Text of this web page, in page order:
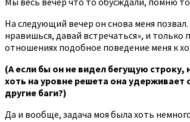
На следующий вечер он снова меня
нравишься, давай встречаться», и
отношениях подобное поведение меня к
(А если бы он не видел бегущую
хоть на уровне решета она удерживает
другие баги?)
Да и вообще, задача моя была хоть